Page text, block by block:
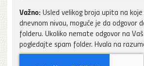
Važno: Usled velikog broja upita na
dnevnom nivou, moguće je da odgovor
folderu. Ukoliko nemate odgovor na
pogledajte spam folder. Hvala na